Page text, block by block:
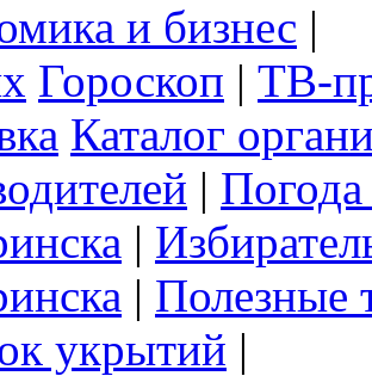
и бизнес |
Гороскоп | ТВ-
Каталог
|
|
| Полезные
укрытий |